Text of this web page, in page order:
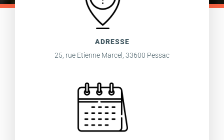
ADRESSE
25, rue Etienne Marcel, 33600 Pessac